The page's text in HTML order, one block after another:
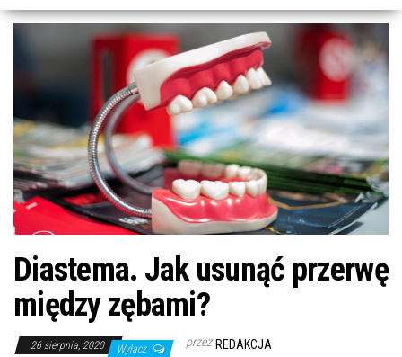
Diastema. Jak usunąć przerwę
między zębami?
26 sierpnia, 2020 Wyłącz przez REDAKCJA